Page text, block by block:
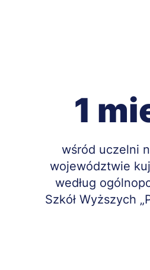
1
Treśćwśród uczelni
województwie
według
Szkół Wyższych